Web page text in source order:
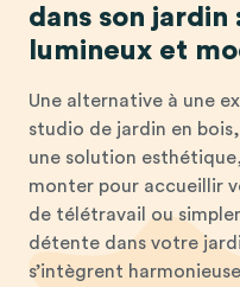
dans son jardin
lumineux et
Une alternative à une
studio de jardin en
une solution
monter pour accueillir
de télétravail ou
détente dans votre
s’intègrent